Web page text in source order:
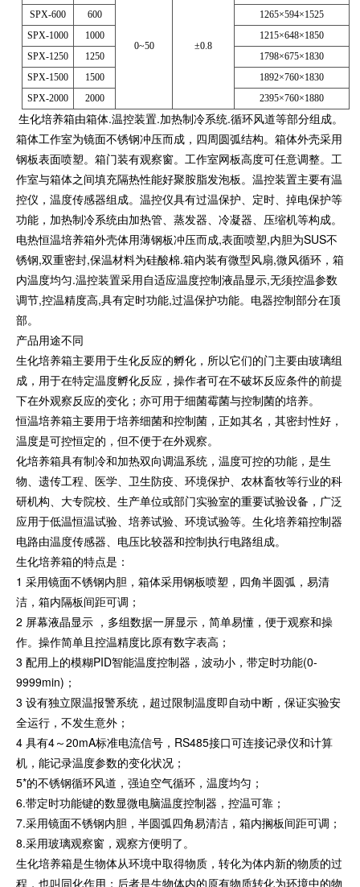
0~50 ±0.8
SPX-600
600
1265×594×1525
SPX-1000
1000
1215×648×1850
SPX-1250
1250
1798×675×1830
SPX-1500
1500
1892×760×1830
SPX-2000
2000 2395×760×1880
生化培养箱由箱体.温控装置.加热制冷系统.循环风道等部分组成。
箱体工作室为镜面不锈钢冲压而成，四周圆弧结构。箱体外壳采用
钢板表面喷塑。箱门装有观察窗。工作室网板高度可任意调整。工
作室与箱体之间填充隔热性能好聚胺脂发泡板。温控装置主要有温
控仪，温度传感器组成。温控仪具有过温保护、定时、掉电保护等
功能，加热制冷系统由加热管、蒸发器、冷凝器、压缩机等构成。
电热恒温培养箱外壳体用薄钢板冲压而成,表面喷塑,内胆为SUS不
锈钢,双重密封,保温材料为硅酸棉.箱内装有微型风扇,微风循环，箱
内温度均匀.温控装置采用自适应温度控制液晶显示,无须控温参数
调节,控温精度高,具有定时功能,过温保护功能。电器控制部分在顶
部。​​
产品用途不同
生化培养箱主要用于生化反应的孵化，所以它们的门主要由玻璃组
成，用于在特定温度孵化反应，操作者可在不破坏反应条件的前提
下在外观察反应的变化；亦可用于细菌霉菌与控制菌的培养。
恒温培养箱主要用于培养细菌和控制菌，正如其名，其密封性好，
温度是可控恒定的，但不便于在外观察。
化培养箱具有制冷和加热双向调温系统，温度可控的功能，是生
物、遗传工程、医学、卫生防疫、环境保护、农林畜牧等行业的科
研机构、大专院校、生产单位或部门实验室的重要试验设备，广泛
应用于低温恒温试验、培养试验、环境试验等。生化培养箱控制器
电路由温度传感器、电压比较器和控制执行电路组成。
生化培养箱的特点是：
1 采用镜面不锈钢内胆，箱体采用钢板喷塑，四角半圆弧，易清
洁，箱内隔板间距可调；
2 屏幕液晶显示 ，多组数据一屏显示，简单易懂，便于观察和操
作。操作简单且控温精度比原有数字表高；
3 配用上的模糊PID智能温度控制器，波动小，带定时功能(0-
9999min)；
3 设有独立限温报警系统，超过限制温度即自动中断，保证实验安
全运行，不发生意外；
4 具有4～20mA标准电流信号，RS485接口可连接记录仪和计算
机，能记录温度参数的变化状况；
5*的不锈钢循环风道，强迫空气循环，温度均匀；
6.带定时功能键的数显微电脑温度控制器，控温可靠；
7.采用镜面不锈钢内胆，半圆弧四角易清洁，箱内搁板间距可调；
8.采用玻璃观察窗，观察方便明了。
生化培养箱是生物体从环境中取得物质，转化为体内新的物质的过
程，也叫同化作用；后者是生物体内的原有物质转化为环境中的物